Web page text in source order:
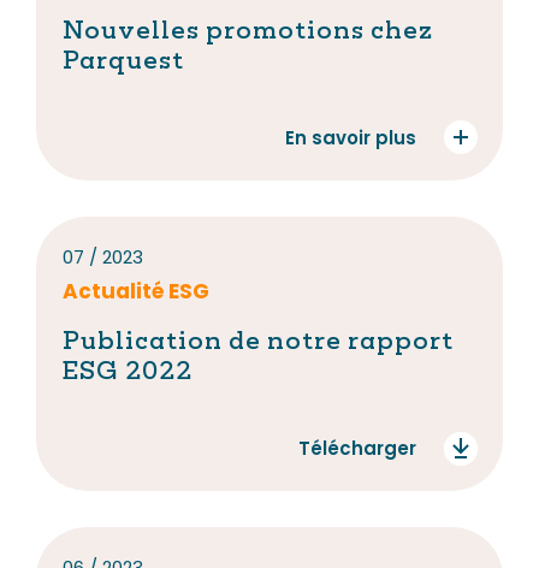
Nouvelles promotions chez
Parquest
En savoir plus
07 / 2023
Actualité ESG
Publication de notre rapport
ESG 2022
Télécharger